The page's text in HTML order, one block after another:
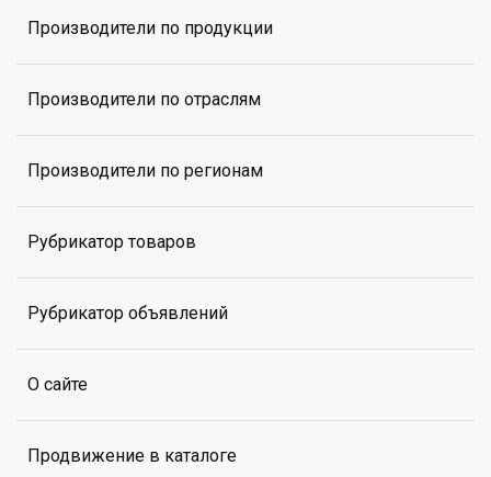
Производители по продукции
Производители по отраслям
Производители по регионам
Рубрикатор товаров
Рубрикатор объявлений
О сайте
Продвижение в каталоге